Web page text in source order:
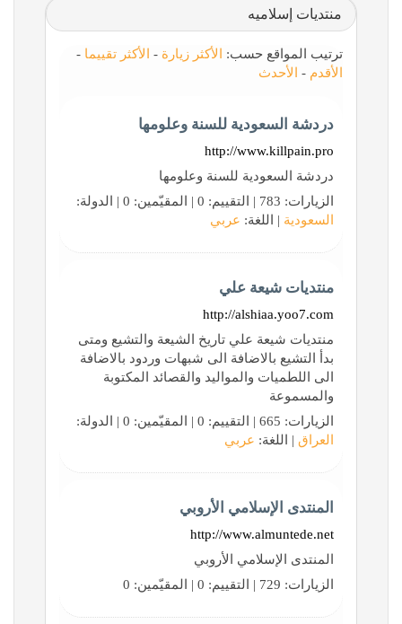
منتديات إسلاميه
ترتيب المواقع حسب: الأكثر زيارة - الأكثر تقييما -
الأقدم - الأحدث
دردشة السعودية للسنة وعلومها
http://www.killpain.pro
دردشة السعودية للسنة وعلومها
الزيارات: 783 | التقييم: 0 | المقيّمين: 0 | الدولة:
السعودية | اللغة: عربي
منتديات شيعة علي
http://alshiaa.yoo7.com
منتديات شيعة علي تاريخ الشيعة والتشيع ومتى
بدأ التشيع بالاضافة الى شبهات وردود بالاضافة
الى اللطميات والمواليد والقصائد المكتوبة
والمسموعة
الزيارات: 665 | التقييم: 0 | المقيّمين: 0 | الدولة:
العراق | اللغة: عربي
المنتدى الإسلامي الأروبي
http://www.almuntede.net
المنتدى الإسلامي الأروبي
الزيارات: 729 | التقييم: 0 | المقيّمين: 0